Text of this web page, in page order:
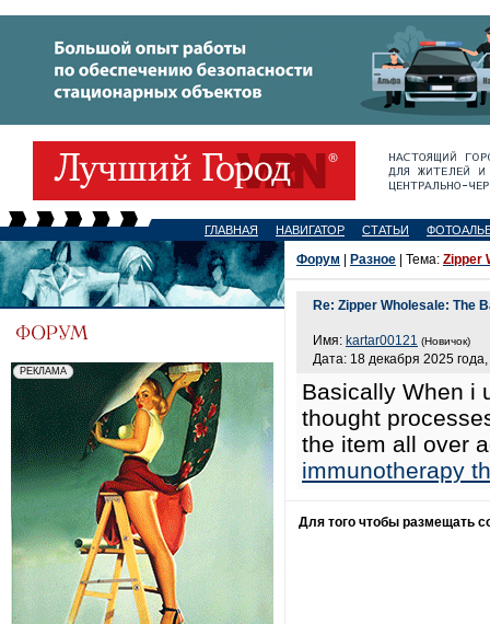
ГЛАВНАЯ НАВИГАТОР СТАТЬИ
Форум Разное | Тема: Zipper
Re: Zipper Wholesale: The
Имя: kartar00121 (Новичок)
Дата: 18 декабря 2025
Basically When i
thought
the item all over
immunotherapy
Для того чтобы размещать